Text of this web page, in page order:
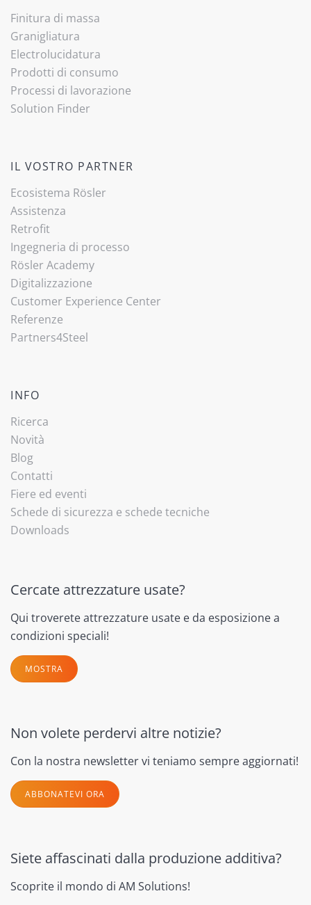
Finitura di massa
Granigliatura
Electrolucidatura
Prodotti di consumo
Processi di lavorazione
Solution Finder
IL VOSTRO PARTNER
Ecosistema Rösler
Assistenza
Retrofit
Ingegneria di processo
Rösler Academy
Digitalizzazione
Customer Experience Center
Referenze
Partners4Steel
INFO
Ricerca
Novità
Blog
Contatti
Fiere ed eventi
Schede di sicurezza e schede tecniche
Downloads
Cercate attrezzature usate?
Qui troverete attrezzature usate e da esposizione a
condizioni speciali!
MOSTRA
Non volete perdervi altre notizie?
Con la nostra newsletter vi teniamo sempre aggiornati!
ABBONATEVI ORA
Siete affascinati dalla produzione additiva?
Scoprite il mondo di AM Solutions!